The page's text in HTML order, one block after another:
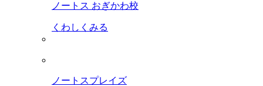
ノートス おぎかわ校
くわしくみる
ノートスプレイズ